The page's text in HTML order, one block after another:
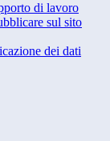
di lavoro
sul sito
dei dati